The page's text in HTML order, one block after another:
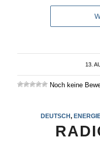
13.
Noch keine
DEUTSCH,